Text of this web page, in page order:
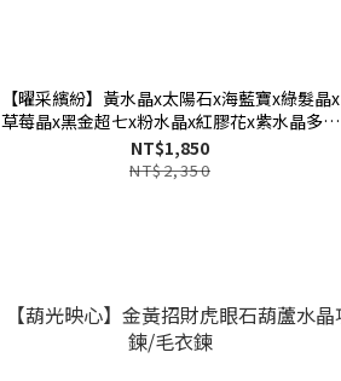
【曜采繽紛】黃水晶x太陽石x海藍寶x綠髮晶x
草莓晶x黑金超七x粉水晶x紅膠花x紫水晶多寶
多功效水晶手鍊
NT$1,850
NT$2,350